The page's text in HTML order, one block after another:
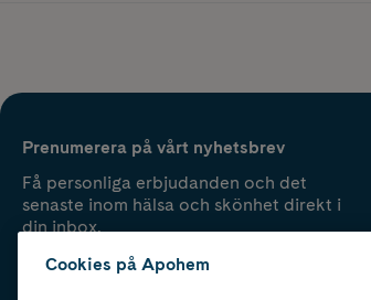
Prenumerera på vårt nyhetsbrev
Få personliga erbjudanden och det
senaste inom hälsa och skönhet direkt i
din inbox.
Cookies på Apohem